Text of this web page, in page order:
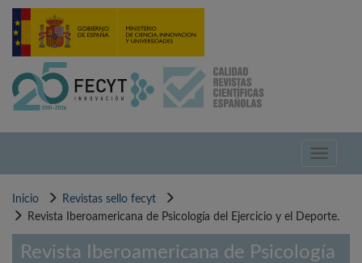
Pasar
contenido
Toggle
Inicio
Revistas sello fecyt
Revista Iberoamericana de Psicología del Ejercicio y el Deporte.
Revista Iberoamericana de Psicología